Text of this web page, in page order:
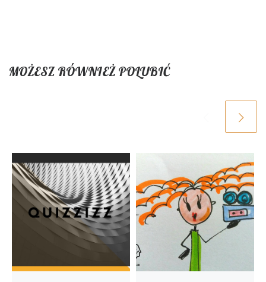
MOŻESZ RÓWNIEŻ POLUBIĆ